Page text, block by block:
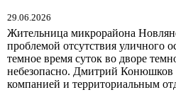
29.06.2026
Жительница микрорайона
проблемой отсутствия уличного
темное время суток во дворе
небезопасно. Дмитрий Конюшков
компанией и территориальным